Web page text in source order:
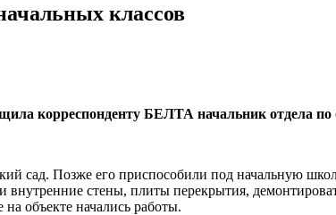
классов
корреспонденту БЕЛТА начальник отдела
сад. Позже его приспособили под начальную
стены, плиты перекрытия,
объекте начались работы.